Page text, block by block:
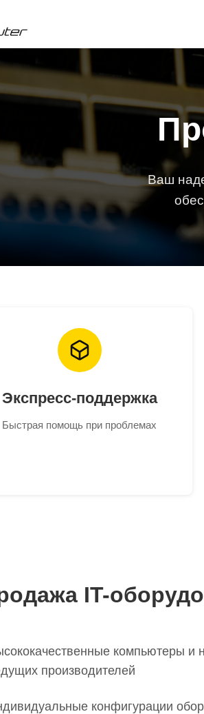
Ваш
Экспресс-поддержка
Быстрая помощь при проблемах
IT-
компьютеры и
производителей
конфигурации